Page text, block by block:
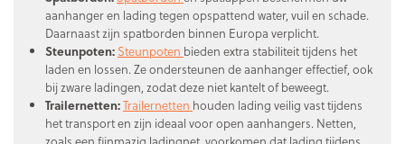
aanhanger en lading tegen opspattend water, vuil en schade.
Daarnaast zijn spatborden binnen Europa verplicht.
Steunpoten: Steunpoten bieden extra stabiliteit tijdens het
laden en lossen. Ze ondersteunen de aanhanger effectief, ook
bij zware ladingen, zodat deze niet kantelt of beweegt.
Trailernetten:Trailernetten houden lading veilig vast tijdens
het transport en zijn ideaal voor open aanhangers. Netten,